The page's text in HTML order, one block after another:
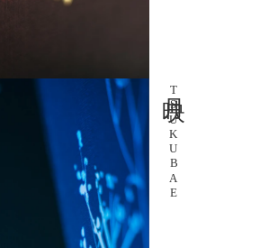
TSUKUBAE